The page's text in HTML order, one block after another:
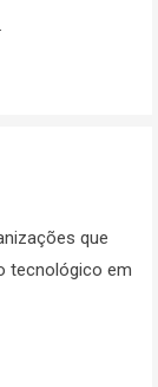
que
tecnológico em